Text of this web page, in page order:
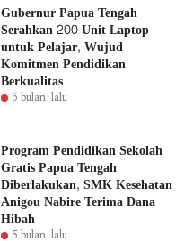
Gubernur Papua Tengah
Serahkan 200 Unit Laptop
untuk Pelajar, Wujud
Komitmen Pendidikan
Berkualitas
6 bulan lalu
Program Pendidikan Sekolah
Gratis Papua Tengah
Diberlakukan, SMK Kesehatan
Anigou Nabire Terima Dana
Hibah
5 bulan lalu